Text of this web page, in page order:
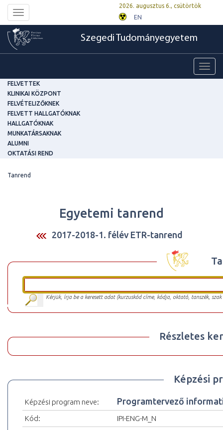
Toggle
navigation
2026. augusztus 6., csütörtök
EN
Szegedi Tudományegyetem
FELVETTEK
KLINIKAI KÖZPONT
FELVÉTELIZŐKNEK
FELVETT HALLGATÓKNAK
HALLGATÓKNAK
MUNKATÁRSAKNAK
ALUMNI
OKTATÁSI REND
Tanrend
Egyetemi tanrend
2017-2018-1. félév ETR-tanrend
Kérjük, írja be a keresett adat (kurzuskód címe, kódja, oktató, tanszék,
Részletes
Képzési
Képzési program neve: Programtervező
Kód:
IPI-ENG-M_N